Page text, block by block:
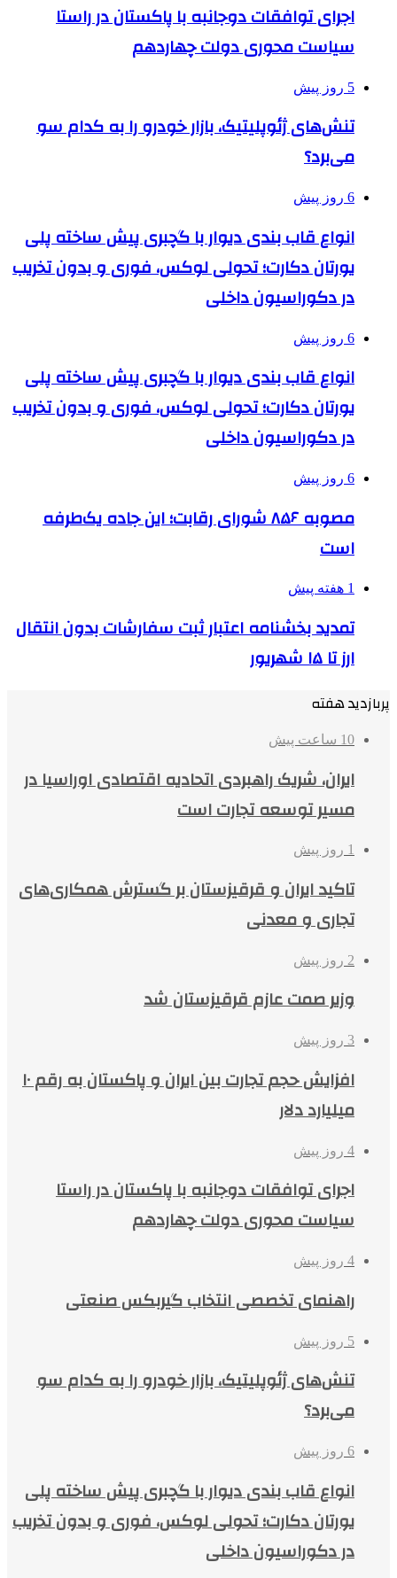
اجرای توافقات دوجانبه با پاکستان در راستا
سیاست محوری دولت چهاردهم
5 روز پیش
تنش‌های ژئوپلیتیک، بازار خودرو را به کدام سو
می‌برد؟
6 روز پیش
انواع قاب بندی دیوار با گچبری پیش ساخته پلی
یورتان دکارت؛ تحولی لوکس، فوری و بدون تخریب
در دکوراسیون داخلی
6 روز پیش
انواع قاب بندی دیوار با گچبری پیش ساخته پلی
یورتان دکارت؛ تحولی لوکس، فوری و بدون تخریب
در دکوراسیون داخلی
6 روز پیش
مصوبه ۸۵۶ شورای رقابت؛ این جاده یک‌طرفه
است
1 هفته پیش
تمدید بخشنامه اعتبار ثبت سفارشات بدون انتقال
ارز تا ۱۵ شهریور
پربازدید هفته
10 ساعت پیش
ایران، شریک راهبردی اتحادیه اقتصادی اوراسیا در
مسیر توسعه تجارت است
1 روز پیش
تاکید ایران و قرقیزستان بر گسترش همکاری‌های
تجاری و معدنی
2 روز پیش
وزیر صمت عازم قرقیزستان شد
3 روز پیش
افزایش حجم تجارت بین ایران و پاکستان به رقم ۱۰
میلیارد دلار
4 روز پیش
اجرای توافقات دوجانبه با پاکستان در راستا
سیاست محوری دولت چهاردهم
4 روز پیش
راهنمای تخصصی انتخاب گیربکس صنعتی
5 روز پیش
تنش‌های ژئوپلیتیک، بازار خودرو را به کدام سو
می‌برد؟
6 روز پیش
انواع قاب بندی دیوار با گچبری پیش ساخته پلی
یورتان دکارت؛ تحولی لوکس، فوری و بدون تخریب
در دکوراسیون داخلی